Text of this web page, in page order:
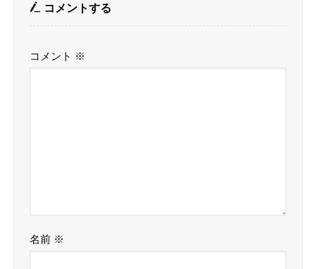
コメントする
コメント ※
名前 ※